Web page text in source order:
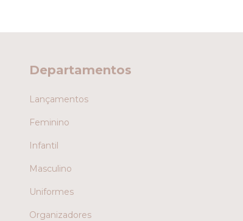
Departamentos
Lançamentos
Feminino
Infantil
Masculino
Uniformes
Organizadores